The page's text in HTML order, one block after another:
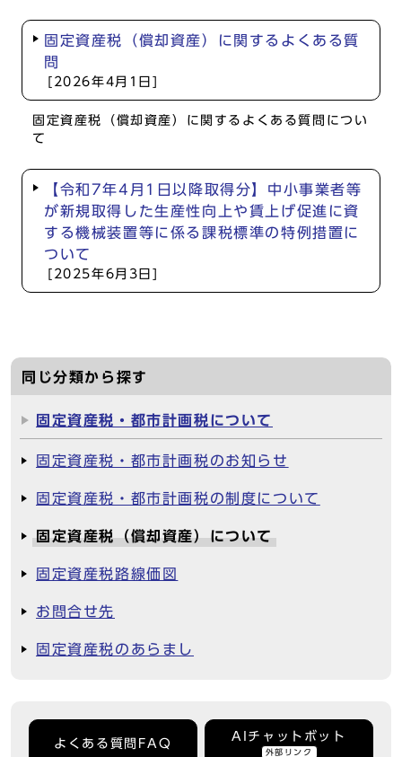
固定資産税（償却資産）に関するよくある質
問
[2026年4月1日]
固定資産税（償却資産）に関するよくある質問につい
て
【令和7年4月1日以降取得分】中小事業者等
が新規取得した生産性向上や賃上げ促進に資
する機械装置等に係る課税標準の特例措置に
ついて
[2025年6月3日]
同じ分類から探す
固定資産税・都市計画税について
固定資産税・都市計画税のお知らせ
固定資産税・都市計画税の制度について
固定資産税（償却資産）について
固定資産税路線価図
お問合せ先
固定資産税のあらまし
よくある質問FAQ
AIチャットボット
外部リンク